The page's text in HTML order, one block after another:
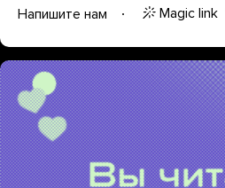
Напишите нам
Magic link